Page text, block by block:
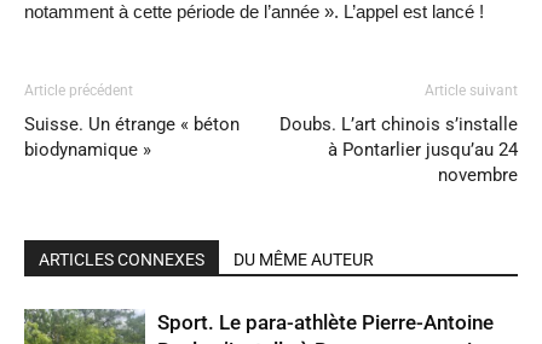
notamment à cette période de l’année ». L’appel est lancé !
Article précédent
Suisse. Un étrange « béton
biodynamique »
Article suivant
Doubs. L’art chinois s’installe
à Pontarlier jusqu’au 24
novembre
ARTICLES CONNEXES DU MÊME AUTEUR
Sport. Le para-athlète Pierre-Antoine